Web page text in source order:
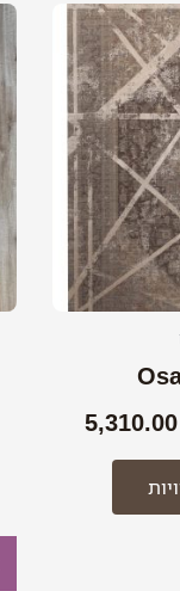
5,310.00
טווח
מחירים:
עד
⁦5,310.00 ₪⁩
למוצר
זה
יש
מספר
סוגים.
ניתן
לבחור
את
האפשרויות
בעמוד